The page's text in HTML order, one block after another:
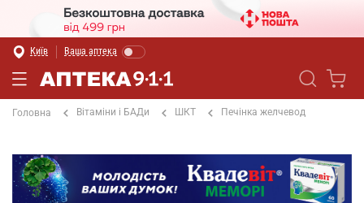
Київ Ваша аптека
Головна Вітаміни і БАДи ШКТ Печінка желчевод